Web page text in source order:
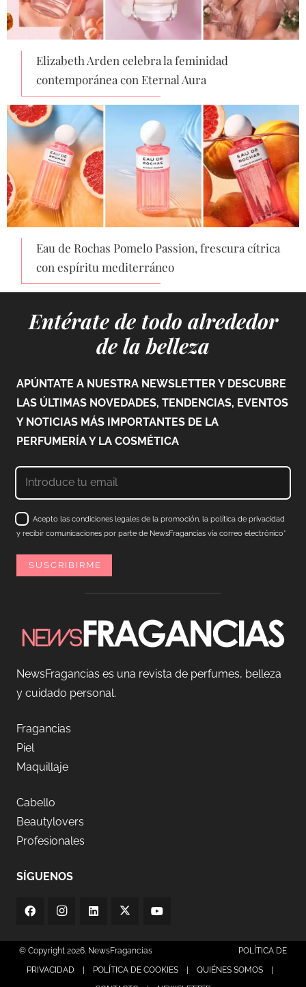
Elizabeth Arden celebra la feminidad
contemporánea con Eternal Aura
Eau de Rochas Pomelo Passion, frescura cítrica
con espíritu mediterráneo
Entérate de todo alrededor
de la belleza
APÚNTATE A NUESTRA NEWSLETTER Y DESCUBRE
LAS ÚLTIMAS NOVEDADES, TENDENCIAS, EVENTOS
Y NOTICIAS MÁS IMPORTANTES DE LA
PERFUMERÍA Y LA COSMÉTICA
Acepto las condiciones legales de la promoción, la política de privacidad
y recibir comunicaciones por parte de NewsFragancias vía correo electrónico*
NewsFragancias es una revista de perfumes, belleza
y cuidado personal.
Fragancias
Piel
Maquillaje
Cabello
Beautylovers
Profesionales
SÍGUENOS
© Copyright 2026. NewsFragancias POLÍTICA DE
PRIVACIDAD | POLÍTICA DE COOKIES | QUIÉNES SOMOS |